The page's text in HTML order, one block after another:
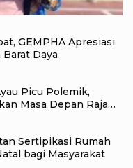
GEMPHA Apresiasi
Daya
Picu Polemik,
Masa Depan Raja
Sertipikasi Rumah
bagi Masyarakat